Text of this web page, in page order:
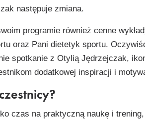
następuje zmiana.
programie również cenne
oraz Pani dietetyk sportu.
spotkanie z Otylią Jędrzejczak,
dodatkowej inspiracji i
czas na praktyczną naukę i